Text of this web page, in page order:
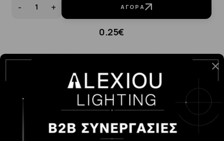
- + ΑΓΟΡΆ
0.25€